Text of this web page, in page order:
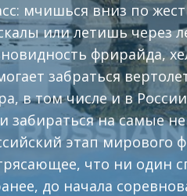
мчишься вниз по
или летишь через
фрирайда,
забраться
в том числе и в
забираться на самые
этап мирового
что ни один
до начала